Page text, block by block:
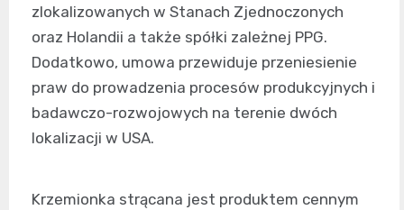
zlokalizowanych w Stanach Zjednoczonych
oraz Holandii a także spółki zależnej PPG.
Dodatkowo, umowa przewiduje przeniesienie
praw do prowadzenia procesów produkcyjnych i
badawczo-rozwojowych na terenie dwóch
lokalizacji w USA.
Krzemionka strącana jest produktem cennym